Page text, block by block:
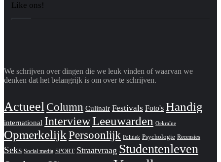
Like ons!
We schrijven over dingen die we leuk vinden of waarvan we
denken dat het belangrijk is om over te schrijven.
Actueel Column Culinair Festivals Foto's Handig
international InterviewLeeuwarden Oekraïne
OpmerkelijkPersoonlijk Politiek Psychologie Recensies
Seks Social media SPORT Straatvraag Studentenleven